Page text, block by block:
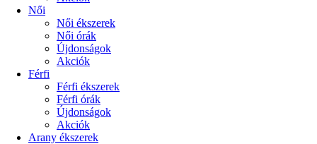
Női
Női ékszerek
Női órák
Újdonságok
Akciók
Férfi
Férfi ékszerek
Férfi órák
Újdonságok
Akciók
Arany ékszerek